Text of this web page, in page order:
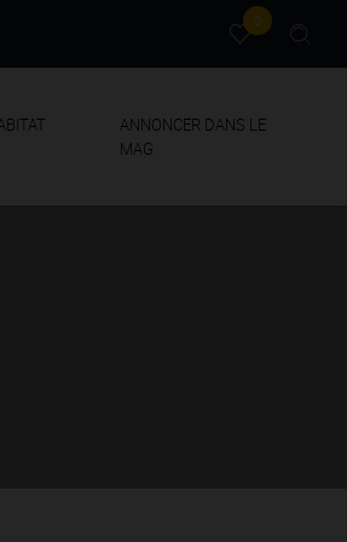
0
ANNONCER DANS LE
MAG